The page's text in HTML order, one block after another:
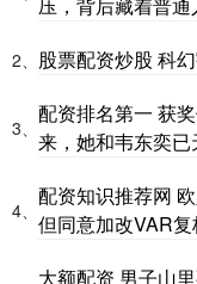
压，背后藏着普通
2、 股票配资炒股 科
3、
配资排名第一 获
来，她和韦东奕已
4、
配资知识推荐网
但同意加改VAR
大额配资 男子山